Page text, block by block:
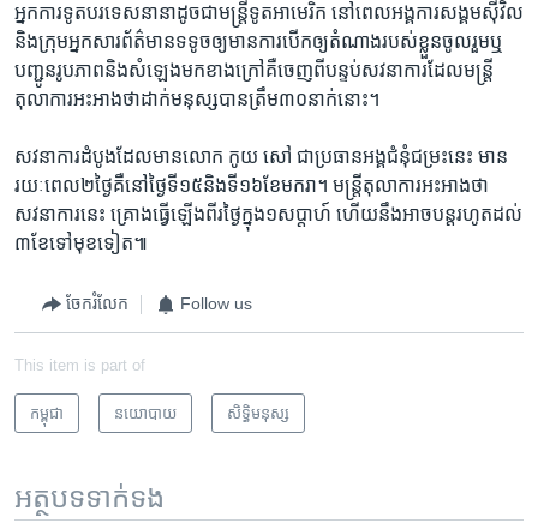
អ្នក​ការ​ទូត​បរទេស​នានា​ដូចជា​មន្ត្រី​ទូត​អាមេរិក​ នៅ​ពេល​អង្គការ​សង្គម​ស៊ីវិល
និង​ក្រុម​អ្នក​សារព័ត៌មាន​ទទូច​ឲ្យ​មានការ​បើក​ឲ្យ​តំណាង​របស់​ខ្លួន​ចូលរួម​ឬ​
បញ្ជូន​រូបភាព​និង​សំឡេង​មក​ខាងក្រៅ​គឺ​ចេញ​ពី​បន្ទប់​សវនាការ​ដែលមន្ត្រី​
តុលាការ​អះអាង​ថា​ដាក់​មនុស្ស​បាន​ត្រឹម​៣០​នាក់​នោះ។
​សវនាការ​ដំបូង​ដែល​មាន​លោក ​កូយ សៅ​ ជា​ប្រធាន​អង្គ​ជំនុំជម្រះ​នេះ​ មាន​
រយៈពេល​២​ថ្ងៃ​គឺ​នៅ​ថ្ងៃ​ទី​១៥​និង​ទី​១៦​ខែ​មករា។​ មន្ត្រី​តុលាការ​អះអាង​ថា ​
សវនាការ​នេះ ​គ្រោង​ធ្វើ​ឡើង​ពីរ​ថ្ងៃ​ក្នុង​១​សប្តាហ៍​ ហើយ​នឹង​អាច​បន្ត​រហូត​ដល់​
៣​ខែ​ទៅ​មុខ​ទៀត៕
ចែករំលែក Follow us
This item is part of
កម្ពុជា នយោបាយ សិទ្ធិ​មនុស្ស
អត្ថបទ​ទាក់ទង